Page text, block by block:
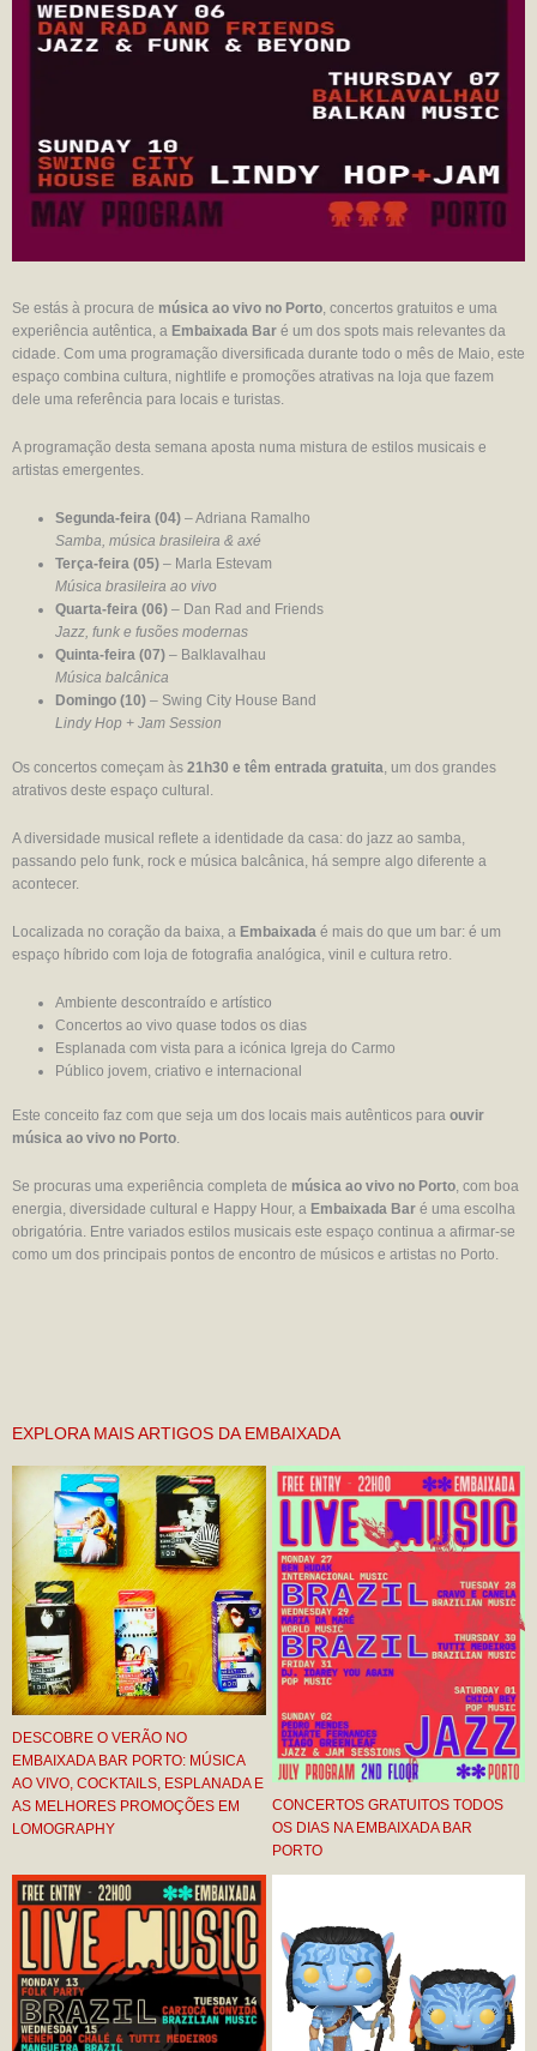
Se estás à procura de música ao vivo no Porto, concertos gratuitos e uma
experiência autêntica, a Embaixada Bar é um dos spots mais relevantes da
cidade. Com uma programação diversificada durante todo o mês de Maio, este
espaço combina cultura, nightlife e promoções atrativas na loja que fazem
dele uma referência para locais e turistas.
A programação desta semana aposta numa mistura de estilos musicais e
artistas emergentes.
Segunda-feira (04) – Adriana Ramalho
Samba, música brasileira & axé
Terça-feira (05) – Marla Estevam
Música brasileira ao vivo
Quarta-feira (06) – Dan Rad and Friends
Jazz, funk e fusões modernas
Quinta-feira (07) – Balklavalhau
Música balcânica
Domingo (10) – Swing City House Band
Lindy Hop + Jam Session
Os concertos começam às 21h30 e têm entrada gratuita, um dos grandes
atrativos deste espaço cultural.
A diversidade musical reflete a identidade da casa: do jazz ao samba,
passando pelo funk, rock e música balcânica, há sempre algo diferente a
acontecer.
Localizada no coração da baixa, a Embaixada é mais do que um bar: é um
espaço híbrido com loja de fotografia analógica, vinil e cultura retro.
Ambiente descontraído e artístico
Concertos ao vivo quase todos os dias
Esplanada com vista para a icónica Igreja do Carmo
Público jovem, criativo e internacional
Este conceito faz com que seja um dos locais mais autênticos para ouvir
música ao vivo no Porto.
Se procuras uma experiência completa de música ao vivo no Porto, com boa
energia, diversidade cultural e Happy Hour, a Embaixada Bar é uma escolha
obrigatória. Entre variados estilos musicais este espaço continua a afirmar-se
como um dos principais pontos de encontro de músicos e artistas no Porto.
EXPLORA MAIS ARTIGOS DA EMBAIXADA
DESCOBRE O VERÃO NO
EMBAIXADA BAR PORTO: MÚSICA
AO VIVO, COCKTAILS, ESPLANADA E
AS MELHORES PROMOÇÕES EM
LOMOGRAPHY
CONCERTOS GRATUITOS TODOS
OS DIAS NA EMBAIXADA BAR
PORTO